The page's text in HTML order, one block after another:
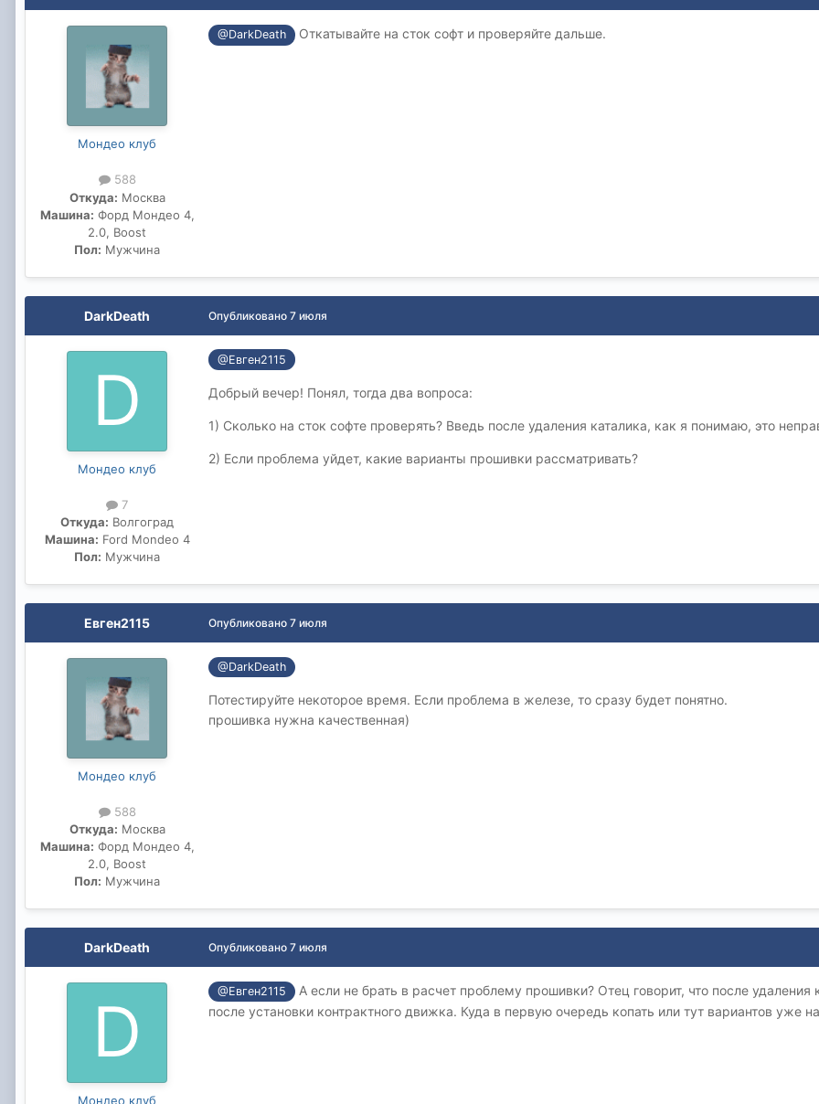
Мондео клуб
588
Откуда: Москва
Машина: Форд Мондео 4,
2.0, Boost
Пол: Мужчина
@DarkDeath Откатывайте на сток софт и проверяйте дальше.
DarkDeath
Мондео клуб
7
Откуда: Волгоград
Машина: Ford Mondeo 4
Пол: Мужчина
Опубликовано 7 июля
@Евген2115
Добрый вечер! Понял, тогда два вопроса:
1) Сколько на сток софте проверять? Введь после удаления каталика, как я понимаю, это
2) Если проблема уйдет, какие варианты прошивки рассматривать?
Евген2115
Мондео клуб
588
Откуда: Москва
Машина: Форд Мондео 4,
2.0, Boost
Пол: Мужчина
Опубликовано 7 июля
@DarkDeath
Потестируйте некоторое время. Если проблема в железе, то сразу будет понятно.
прошивка нужна качественная)
DarkDeath
Мондео клуб
Опубликовано 7 июля
@Евген2115
А если не брать в расчет проблему прошивки? Отец говорит, что после
после установки контрактного движка. Куда в первую очередь копать или тут вариантов уже